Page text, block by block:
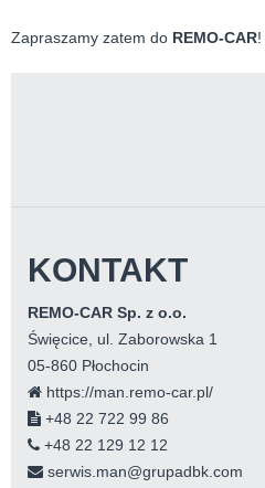
Zapraszamy zatem do REMO-CAR!
KONTAKT
REMO-CAR Sp. z o.o.
Święcice, ul. Zaborowska 1
05-860 Płochocin
https://man.remo-car.pl/
+48 22 722 99 86
+48 22 129 12 12
serwis.man@grupadbk.com